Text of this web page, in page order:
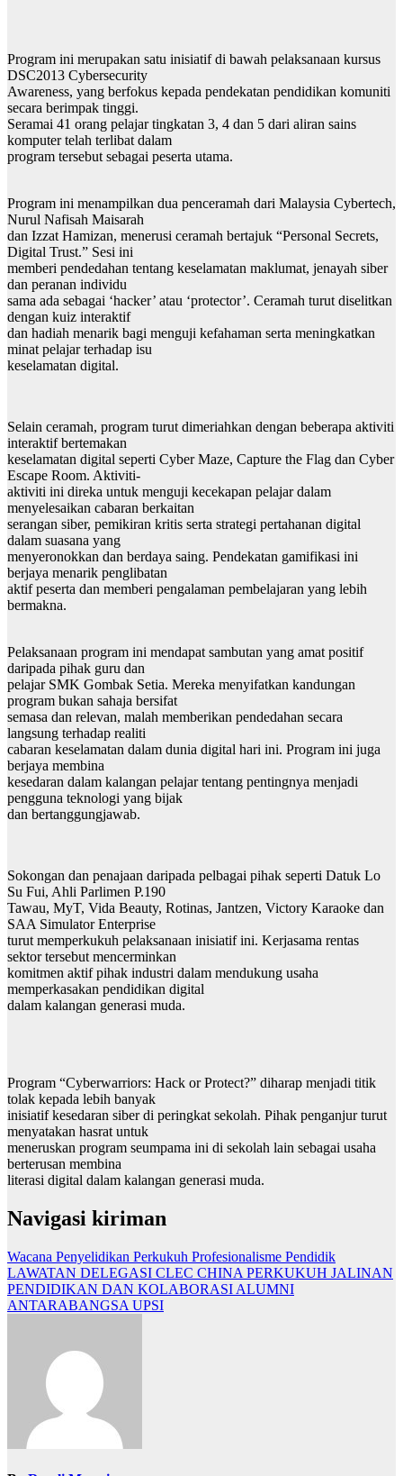
Program ini merupakan satu inisiatif di bawah pelaksanaan kursus
DSC2013 Cybersecurity
Awareness, yang berfokus kepada pendekatan pendidikan komuniti
secara berimpak tinggi.
Seramai 41 orang pelajar tingkatan 3, 4 dan 5 dari aliran sains
komputer telah terlibat dalam
program tersebut sebagai peserta utama.
Program ini menampilkan dua penceramah dari Malaysia Cybertech,
Nurul Nafisah Maisarah
dan Izzat Hamizan, menerusi ceramah bertajuk “Personal Secrets,
Digital Trust.” Sesi ini
memberi pendedahan tentang keselamatan maklumat, jenayah siber
dan peranan individu
sama ada sebagai ‘hacker’ atau ‘protector’. Ceramah turut diselitkan
dengan kuiz interaktif
dan hadiah menarik bagi menguji kefahaman serta meningkatkan
minat pelajar terhadap isu
keselamatan digital.
Selain ceramah, program turut dimeriahkan dengan beberapa aktiviti
interaktif bertemakan
keselamatan digital seperti Cyber Maze, Capture the Flag dan Cyber
Escape Room. Aktiviti-
aktiviti ini direka untuk menguji kecekapan pelajar dalam
menyelesaikan cabaran berkaitan
serangan siber, pemikiran kritis serta strategi pertahanan digital
dalam suasana yang
menyeronokkan dan berdaya saing. Pendekatan gamifikasi ini
berjaya menarik penglibatan
aktif peserta dan memberi pengalaman pembelajaran yang lebih
bermakna.
Pelaksanaan program ini mendapat sambutan yang amat positif
daripada pihak guru dan
pelajar SMK Gombak Setia. Mereka menyifatkan kandungan
program bukan sahaja bersifat
semasa dan relevan, malah memberikan pendedahan secara
langsung terhadap realiti
cabaran keselamatan dalam dunia digital hari ini. Program ini juga
berjaya membina
kesedaran dalam kalangan pelajar tentang pentingnya menjadi
pengguna teknologi yang bijak
dan bertanggungjawab.
Sokongan dan penajaan daripada pelbagai pihak seperti Datuk Lo
Su Fui, Ahli Parlimen P.190
Tawau, MyT, Vida Beauty, Rotinas, Jantzen, Victory Karaoke dan
SAA Simulator Enterprise
turut memperkukuh pelaksanaan inisiatif ini. Kerjasama rentas
sektor tersebut mencerminkan
komitmen aktif pihak industri dalam mendukung usaha
memperkasakan pendidikan digital
dalam kalangan generasi muda.
Program “Cyberwarriors: Hack or Protect?” diharap menjadi titik
tolak kepada lebih banyak
inisiatif kesedaran siber di peringkat sekolah. Pihak penganjur turut
menyatakan hasrat untuk
meneruskan program seumpama ini di sekolah lain sebagai usaha
berterusan membina
literasi digital dalam kalangan generasi muda.
Navigasi kiriman
Wacana Penyelidikan Perkukuh Profesionalisme Pendidik
LAWATAN DELEGASI CLEC CHINA PERKUKUH JALINAN
PENDIDIKAN DAN KOLABORASI ALUMNI
ANTARABANGSA UPSI